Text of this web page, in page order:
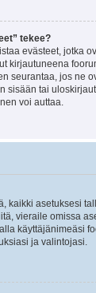
tekee?
evästeet, jotka
kirjautuneena
seurantaa, jos ne
sisään tai
voi auttaa.
kaikki asetuksesi
vieraile omissa
käyttäjänimeäsi
ja valintojasi.